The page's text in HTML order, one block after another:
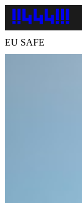
EU SAFE